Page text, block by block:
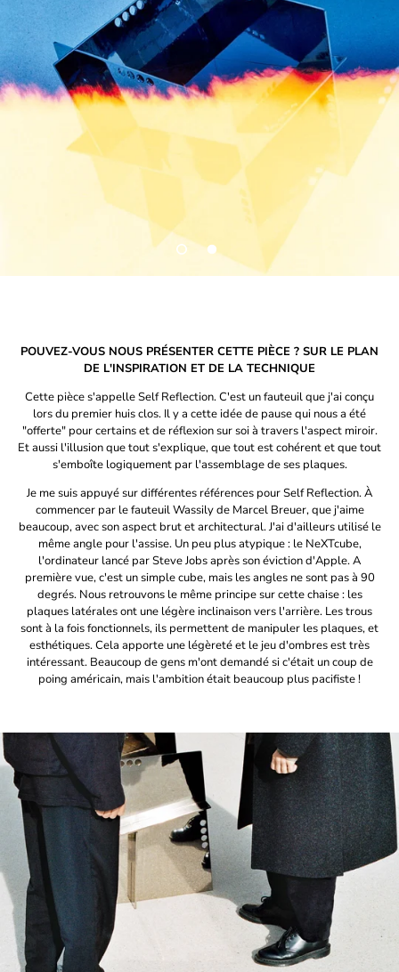
POUVEZ-VOUS NOUS PRÉSENTER CETTE PIÈCE ? SUR LE PLAN
DE L'INSPIRATION ET DE LA TECHNIQUE
Cette pièce s'appelle Self Reflection. C'est un fauteuil que j'ai conçu
lors du premier huis clos. Il y a cette idée de pause qui nous a été
"offerte" pour certains et de réflexion sur soi à travers l'aspect miroir.
Et aussi l'illusion que tout s'explique, que tout est cohérent et que tout
s'emboîte logiquement par l'assemblage de ses plaques.
Je me suis appuyé sur différentes références pour Self Reflection. À
commencer par le fauteuil Wassily de Marcel Breuer, que j'aime
beaucoup, avec son aspect brut et architectural. J'ai d'ailleurs utilisé le
même angle pour l'assise. Un peu plus atypique : le NeXTcube,
l'ordinateur lancé par Steve Jobs après son éviction d'Apple. A
première vue, c'est un simple cube, mais les angles ne sont pas à 90
degrés. Nous retrouvons le même principe sur cette chaise : les
plaques latérales ont une légère inclinaison vers l'arrière. Les trous
sont à la fois fonctionnels, ils permettent de manipuler les plaques, et
esthétiques. Cela apporte une légèreté et le jeu d'ombres est très
intéressant. Beaucoup de gens m'ont demandé si c'était un coup de
poing américain, mais l'ambition était beaucoup plus pacifiste !